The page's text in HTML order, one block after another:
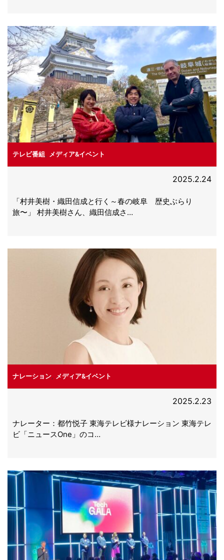
テレビ番組, メディア&イベント
2025.2.24
「村井美樹・織田信成と行く～春の岐阜 歴史ぶらり
旅〜」 村井美樹さん、織田信成さ…
ナレーション, メディア&イベント
2025.2.23
ナレーター：都竹悦子 東海テレビ様ナレーション 東海テレ
ビ「ニュースOne」のコ…